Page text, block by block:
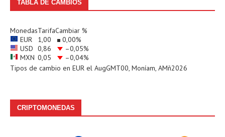
TABLA DE CAMBIOS
MonedasTarifaCambiar %
EUR
1,00 0,00%
USD 0,86 –0,05%
MXN 0,05 –0,04%
Tipos de cambio en EUR el AugGMT00, Moníam, AMñ2026
CRIPTOMONEDAS